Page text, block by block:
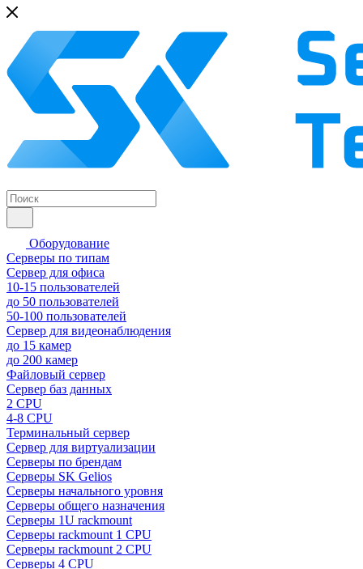
Оборудование
Серверы по типам
Сервер для офиса
10-15 пользователей
до 50 пользователей
50-100 пользователей
Сервер для видеонаблюдения
до 15 камер
до 200 камер
Файловый сервер
Сервер баз данных
2 CPU
4-8 CPU
Терминальный сервер
Сервер для виртуализации
Серверы по брендам
Серверы SK Gelios
Серверы начального уровня
Серверы общего назначения
Серверы 1U rackmount
Серверы rackmount 1 CPU
Серверы rackmount 2 CPU
Серверы 4 CPU